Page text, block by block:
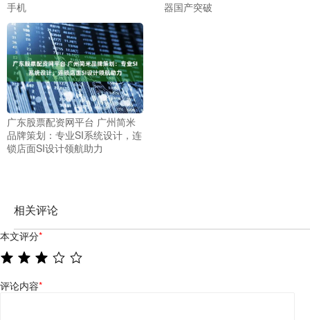
手机
器国产突破
广东股票配资网平台 广州简米
品牌策划：专业SI系统设计，连
锁店面SI设计领航助力
相关评论
本文评分*
评论内容*